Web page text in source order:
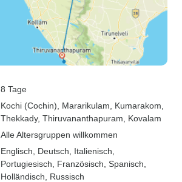
8 Tage
Kochi (Cochin) , Mararikulam , Kumarakom
Thekkady, Thiruvananthapuram , Kovalam
Alle Altersgruppen willkommen
Englisch, Deutsch, Italienisch,
Portugiesisch, Französisch, Spanisch,
Holländisch, Russisch